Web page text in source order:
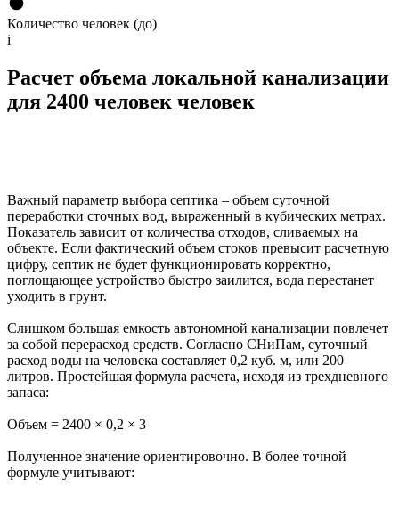
Количество человек (до)
i
Расчет объема локальной канализации
для 2400 человек человек
Важный параметр выбора септика – объем суточной
переработки сточных вод, выраженный в кубических метрах.
Показатель зависит от количества отходов, сливаемых на
объекте. Если фактический объем стоков превысит расчетную
цифру, септик не будет функционировать корректно,
поглощающее устройство быстро заилится, вода перестанет
уходить в грунт.
Слишком большая емкость автономной канализации повлечет
за собой перерасход средств. Согласно СНиПам, суточный
расход воды на человека составляет 0,2 куб. м, или 200
литров. Простейшая формула расчета, исходя из трехдневного
запаса:
Объем = 2400 × 0,2 × 3
Полученное значение ориентировочно. В более точной
формуле учитывают: